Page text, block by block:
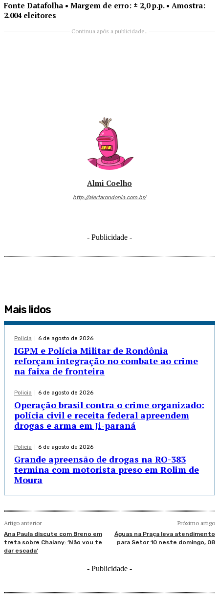
Fonte Datafolha • Margem de erro: ± 2,0 p.p. • Amostra:
2.004 eleitores
Continua após a publicidade..
Almi Coelho
http://alertarondonia.com.br/
- Publicidade -
Mais lidos
Policia 6 de agosto de 2026
IGPM e Polícia Militar de Rondônia
reforçam integração no combate ao crime
na faixa de fronteira
Policia 6 de agosto de 2026
Operação brasil contra o crime organizado:
polícia civil e receita federal apreendem
drogas e arma em Ji-paraná
Policia 6 de agosto de 2026
Grande apreensão de drogas na RO-383
termina com motorista preso em Rolim de
Moura
Artigo anterior
Ana Paula discute com Breno em
treta sobre Chaiany: ‘Não vou te
dar escada’
Próximo artigo
Águas na Praça leva atendimento
para Setor 10 neste domingo, 08
- Publicidade -